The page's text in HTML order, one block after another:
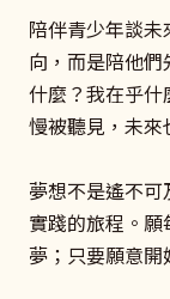
陪伴青少年談
向，而是陪他
什麼？我在乎
慢被聽見，未來
夢想不是遙不
實踐的旅程。
夢；只要願意開